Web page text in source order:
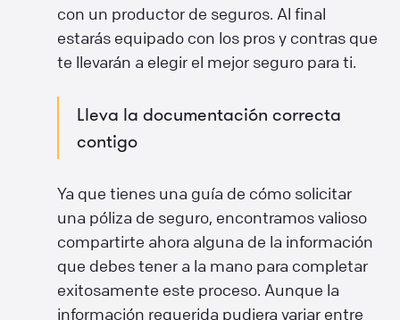
con un productor de seguros. Al final
estarás equipado con los pros y contras que
te llevarán a elegir el mejor seguro para ti.
Lleva la documentación correcta
contigo
Ya que tienes una guía de cómo solicitar
una póliza de seguro, encontramos valioso
compartirte ahora alguna de la información
que debes tener a la mano para completar
exitosamente este proceso. Aunque la
información requerida pudiera variar entre